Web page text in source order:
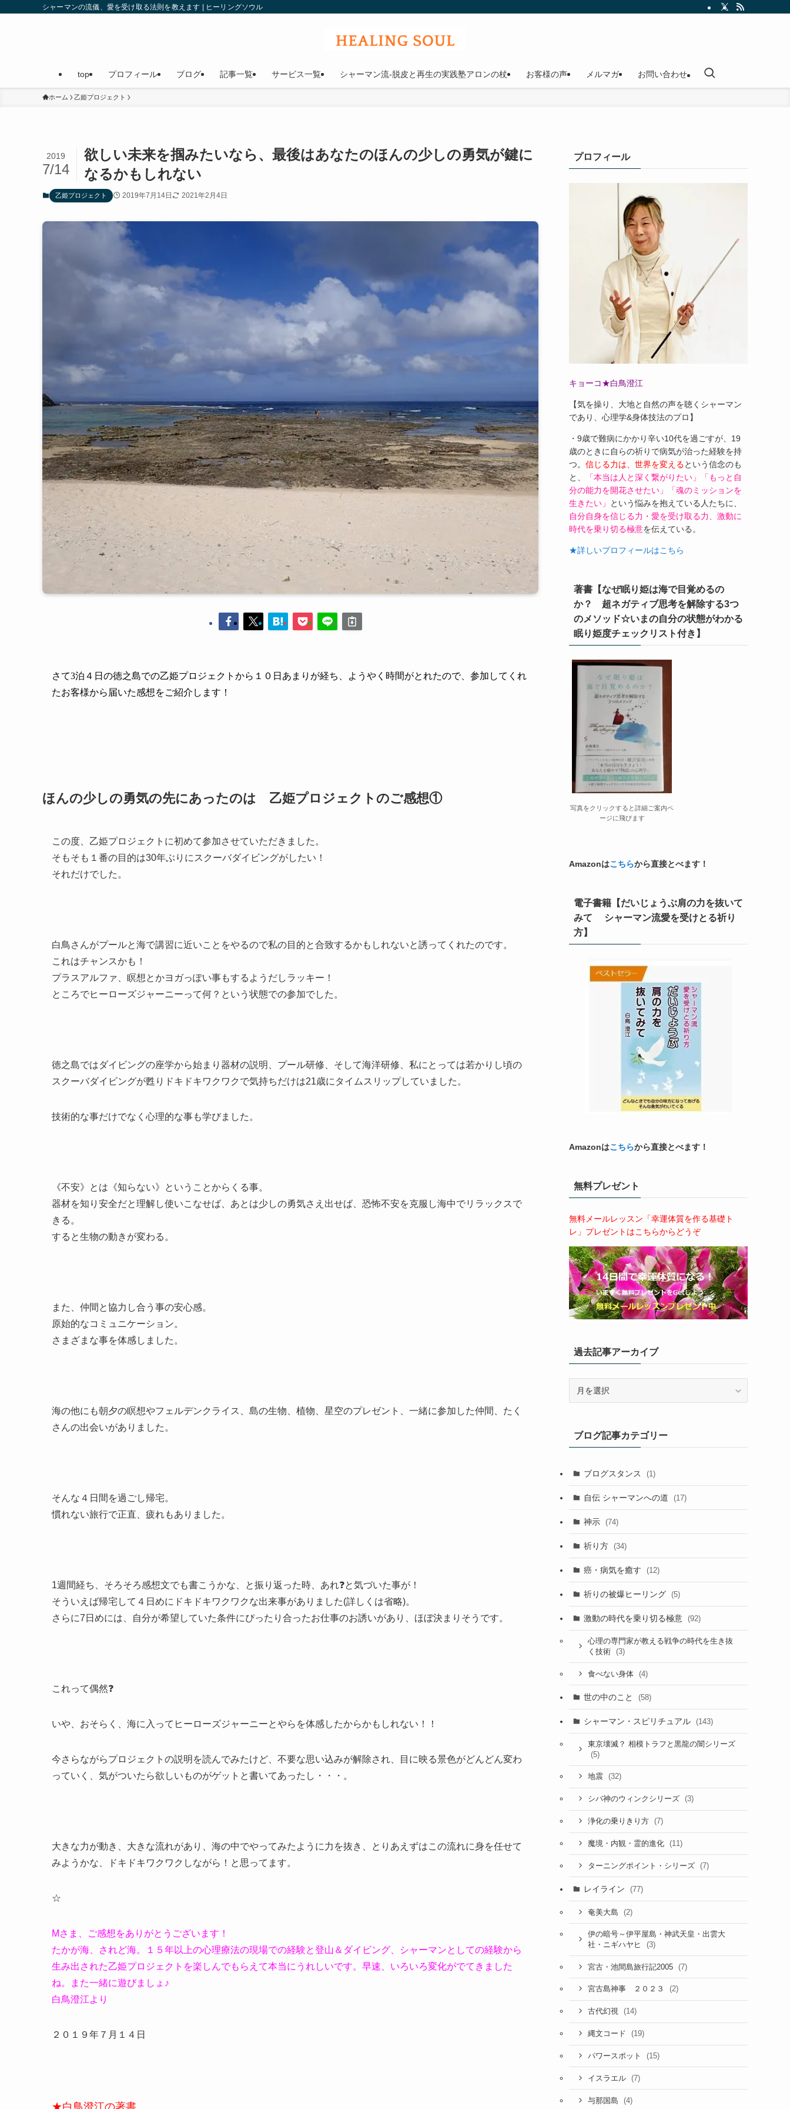
シャーマンの流儀、愛を受け取る法則を教えます | ヒーリングソウル
top プロフィール ブログ 記事一覧 サービス一覧 シャーマン流-脱皮と再生の実践塾アロンの杖 お客様の声 メルマガ お問い合わせ
ホーム 乙姫プロジェクト
欲しい未来を掴みたいなら、最後はあなたのほんの少しの勇気が鍵に
なるかもしれない
2019
7/14
乙姫プロジェクト 2019年7月14日 2021年2月4日
さて3泊４日の徳之島での乙姫プロジェクトから１０日あまりが経ち、ようやく時間がとれたので、参加してくれ
たお客様から届いた感想をご紹介します！
ほんの少しの勇気の先にあったのは 乙姫プロジェクトのご感想①
この度、乙姫プロジェクトに初めて参加させていただきました。
そもそも１番の目的は30年ぶりにスクーバダイビングがしたい！
それだけでした。
白鳥さんがプールと海で講習に近いことをやるので私の目的と合致するかもしれないと誘ってくれたのです。
これはチャンスかも！
プラスアルファ、瞑想とかヨガっぽい事もするようだしラッキー！
ところでヒーローズジャーニーって何？という状態での参加でした。
徳之島ではダイビングの座学から始まり器材の説明、プール研修、そして海洋研修、私にとっては若かりし頃の
スクーバダイビングが甦りドキドキワクワクで気持ちだけは21歳にタイムスリップしていました。
技術的な事だけでなく心理的な事も学びました。
《不安》とは《知らない》ということからくる事。
器材を知り安全だと理解し使いこなせば、あとは少しの勇気さえ出せば、恐怖不安を克服し海中でリラックスで
きる。
すると生物の動きが変わる。
また、仲間と協力し合う事の安心感。
原始的なコミュニケーション。
さまざまな事を体感しました。
海の他にも朝夕の瞑想やフェルデンクライス、島の生物、植物、星空のプレゼント、一緒に参加した仲間、たく
さんの出会いがありました。
そんな４日間を過ごし帰宅。
慣れない旅行で正直、疲れもありました。
1週間経ち、そろそろ感想文でも書こうかな、と振り返った時、あれ❓と気づいた事が！
そういえば帰宅して４日めにドキドキワクワクな出来事がありました(詳しくは省略)。
さらに7日めには、自分が希望していた条件にぴったり合ったお仕事のお誘いがあり、ほぼ決まりそうです。
これって偶然❓
いや、おそらく、海に入ってヒーローズジャーニーとやらを体感したからかもしれない！！
今さらながらプロジェクトの説明を読んでみたけど、不要な思い込みが解除され、目に映る景色がどんどん変わ
っていく、気がついたら欲しいものがゲットと書いてあったし・・・。
大きな力が動き、大きな流れがあり、海の中でやってみたように力を抜き、とりあえずはこの流れに身を任せて
みようかな、ドキドキワクワクしながら！と思ってます。
☆
Mさま、ご感想をありがとうございます！
たかが海、されど海。１５年以上の心理療法の現場での経験と登山＆ダイビング、シャーマンとしての経験から
生み出された乙姫プロジェクトを楽しんでもらえて本当にうれしいです。早速、いろいろ変化がでてきました
ね。また一緒に遊びましょ♪
白鳥澄江より
２０１９年７月１４日
プロフィール
キョーコ★白鳥澄江
【気を操り、大地と自然の声を聴くシャーマン
であり、心理学&身体技法のプロ】
・9歳で難病にかかり辛い10代を過ごすが、19
歳のときに自らの祈りで病気が治った経験を持
つ。 信じる力は、世界を変えるという信念のも
と、
「本当は人と深く繋がりたい」「もっと自
分の能力を開花させたい」「魂のミッションを
生きたい」
という悩みを抱えている人たちに、
自分自身を信じる力・愛を受け取る力、激動に
時代を乗り切る極意を伝えている。
★詳しいプロフィールはこちら
著書【なぜ眠り姫は海で目覚めるの
か？ 超ネガティブ思考を解除する3つ
のメソッド☆いまの自分の状態がわかる
眠り姫度チェックリスト付き】
写真をクリックすると詳細ご案内ペ
ージに飛びます
Amazonはこちらから直接とべます！
電子書籍【だいじょうぶ肩の力を抜いて
みて シャーマン流愛を受けとる祈り
方】
Amazonはこちらから直接とべます！
無料プレゼント
無料メールレッスン「幸運体質を作る基礎ト
レ」プレゼントはこちらからどうぞ
過去記事アーカイブ
ア
ー
イ
ブ
ブログ記事カテゴリー
ブログスタンス (1)
自伝 シャーマンへの道 (17)
神示 (74)
祈り方 (34)
癌・病気を癒す (12)
祈りの被爆ヒーリング (5)
激動の時代を乗り切る極意 (92)
心理の専門家が教える戦争の時代を生き抜
く技術
(3)
食べない身体 (4)
世の中のこと (58)
シャーマン・スピリチュアル (143)
東京壊滅？ 相模トラフと黒龍の闇シリーズ
(5)
地震 (32)
シバ神のウィンクシリーズ (3)
浄化の乗りきり方 (7)
魔境・内観・霊的進化 (11)
ターニングポイント・シリーズ (7)
レイライン (77)
奄美大島 (2)
伊の暗号～伊平屋島・神武天皇・出雲大
社・ニギハヤヒ
(3)
宮古・池間島旅行記2005 (7)
宮古島神事 ２０２３ (2)
古代幻視 (14)
縄文コード (19)
パワースポット (15)
イスラエル (7)
与那国島 (4)